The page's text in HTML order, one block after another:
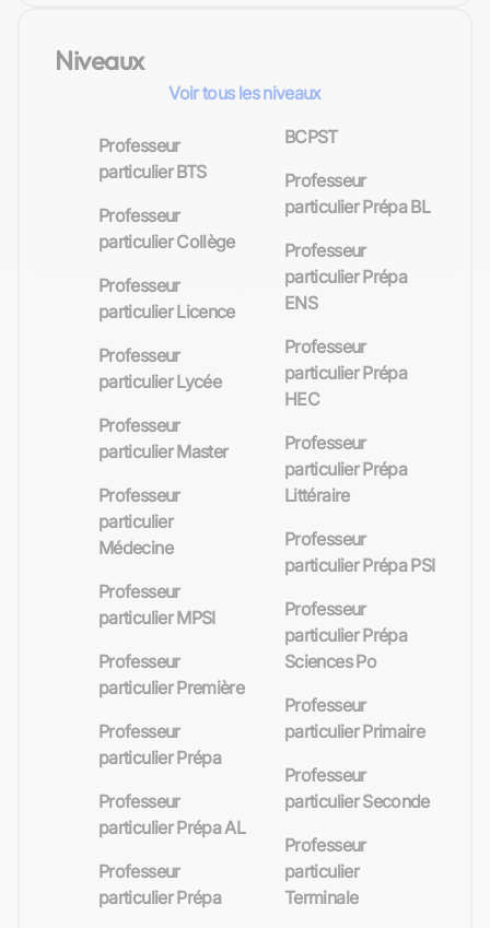
Niveaux
Voir tous les niveaux
Professeur
particulier BTS
Professeur
particulier Collège
Professeur
particulier Licence
Professeur
particulier Lycée
Professeur
particulier Master
Professeur
particulier
Médecine
Professeur
particulier MPSI
Professeur
particulier Première
Professeur
particulier Prépa
Professeur
particulier Prépa AL
Professeur
particulier Prépa
BCPST
Professeur
particulier Prépa BL
Professeur
particulier Prépa
ENS
Professeur
particulier Prépa
HEC
Professeur
particulier Prépa
Littéraire
Professeur
particulier Prépa PSI
Professeur
particulier Prépa
Sciences Po
Professeur
particulier Primaire
Professeur
particulier Seconde
Professeur
particulier
Terminale